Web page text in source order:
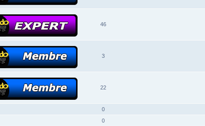
46
3
22
0
0